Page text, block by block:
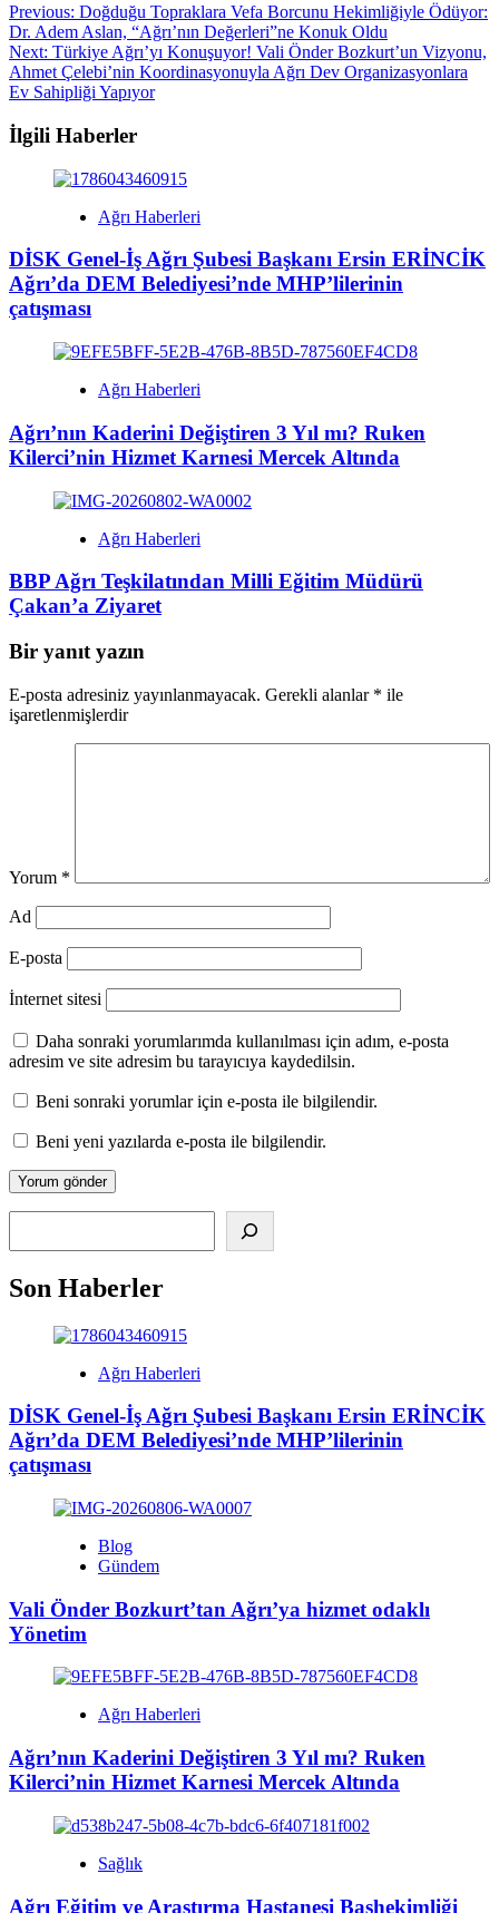
Post
navigation
Previous: Doğduğu Topraklara Vefa Borcunu Hekimliğiyle Ödüyor:
Dr. Adem Aslan, “Ağrı’nın Değerleri”ne Konuk Oldu
Next: Türkiye Ağrı’yı Konuşuyor! Vali Önder Bozkurt’un Vizyonu,
Ahmet Çelebi’nin Koordinasyonuyla Ağrı Dev Organizasyonlara
Ev Sahipliği Yapıyor
İlgili Haberler
Ağrı Haberleri
DİSK Genel-İş Ağrı Şubesi Başkanı Ersin ERİNCİK
Ağrı’da DEM Belediyesi’nde MHP’lilerinin
çatışması
Ağrı Haberleri
Ağrı’nın Kaderini Değiştiren 3 Yıl mı? Ruken
Kilerci’nin Hizmet Karnesi Mercek Altında
Ağrı Haberleri
BBP Ağrı Teşkilatından Milli Eğitim Müdürü
Çakan’a Ziyaret
Bir yanıt yazın
E-posta adresiniz yayınlanmayacak. Gerekli alanlar * ile
işaretlenmişlerdir
Yorum *
Ad
E-posta
İnternet sitesi
Daha sonraki yorumlarımda kullanılması için adım, e-posta
adresim ve site adresim bu tarayıcıya kaydedilsin.
Beni sonraki yorumlar için e-posta ile bilgilendir.
Beni yeni yazılarda e-posta ile bilgilendir.
Son Haberler
Ağrı Haberleri
DİSK Genel-İş Ağrı Şubesi Başkanı Ersin ERİNCİK
Ağrı’da DEM Belediyesi’nde MHP’lilerinin
çatışması
Blog
Gündem
Vali Önder Bozkurt’tan Ağrı’ya hizmet odaklı
Yönetim
Ağrı Haberleri
Ağrı’nın Kaderini Değiştiren 3 Yıl mı? Ruken
Kilerci’nin Hizmet Karnesi Mercek Altında
Sağlık
Ağrı Eğitim ve Araştırma Hastanesi Başhekimliği